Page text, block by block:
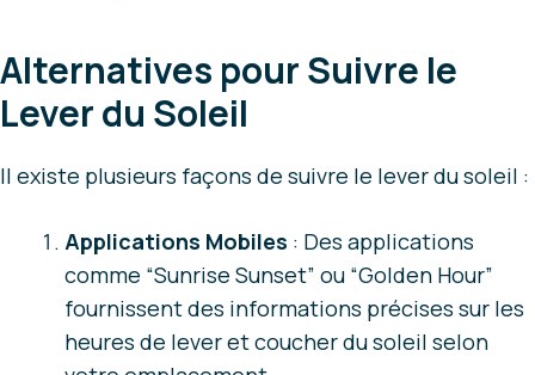
Alternatives pour Suivre le
Lever du Soleil
Il existe plusieurs façons de suivre le lever du soleil :
Applications Mobiles : Des applications
comme “Sunrise Sunset” ou “Golden Hour”
fournissent des informations précises sur les
heures de lever et coucher du soleil selon